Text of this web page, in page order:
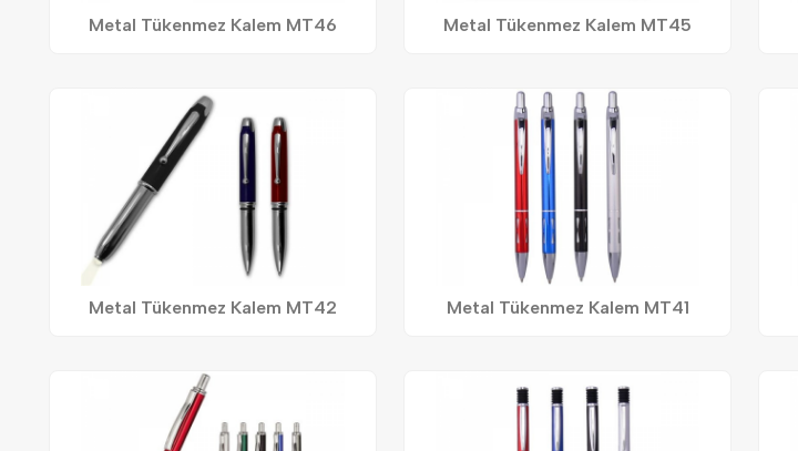
Metal Tükenmez Kalem MT46 Metal Tükenmez Kalem MT45
Metal Tükenmez Kalem MT42 Metal Tükenmez Kalem MT41